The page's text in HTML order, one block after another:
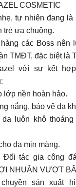
COSMETIC
tự nhiên đang
trẻ ưa chuộng.
các Boss nên
TMĐT, đặc biệt là
với sự kết
lớp nền hoàn hảo.
nắng, bảo vệ da
luôn khô
da mịn màng.
Đối tác gia công
NHUẬN VƯỢT
sản xuất